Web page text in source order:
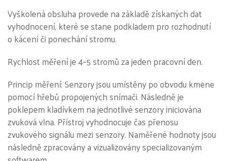
Vyškolená obsluha provede na základě získaných dat
vyhodnocení, které se stane podkladem pro rozhodnutí
o kácení či ponechání stromu.
Rychlost měření je 4–5 stromů za jeden pracovní den.
Princip měření: Senzory jsou umístěny po obvodu kmene
pomocí hřebů propojených snímači. Následně je
poklepem kladívkem na jednotlivé senzory iniciována
zvuková vlna. Přístroj vyhodnocuje čas přenosu
zvukového signálu mezi senzory. Naměřené hodnoty jsou
následně zpracovány a vizualizovány specializovaným